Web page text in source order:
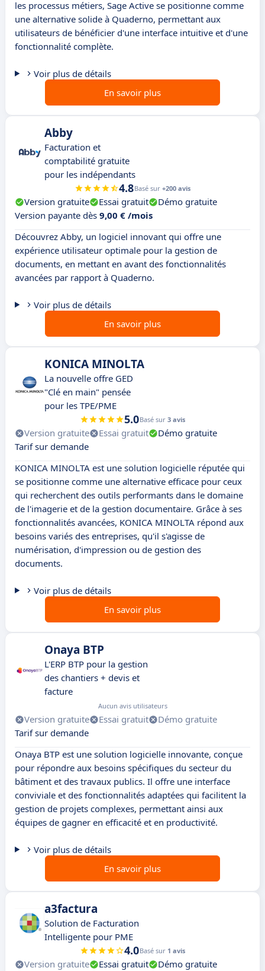
les processus métiers, Sage Active se positionne comme
une alternative solide à Quaderno, permettant aux
utilisateurs de bénéficier d'une interface intuitive et d'une
fonctionnalité complète.
Voir plus de détails
En savoir plus
Abby
Facturation et
comptabilité gratuite
pour les indépendants
4.8Basé sur +200 avis
Version gratuite Essai gratuit
Démo gratuite
Version payante dès 9,00 € /mois
Découvrez Abby, un logiciel innovant qui offre une
expérience utilisateur optimale pour la gestion de
documents, en mettant en avant des fonctionnalités
avancées par rapport à Quaderno.
Voir plus de détails
En savoir plus
KONICA MINOLTA
La nouvelle offre GED
"Clé en main" pensée
pour les TPE/PME
5.0Basé sur 3 avis
Version gratuite Essai gratuit
Démo gratuite
Tarif sur demande
KONICA MINOLTA est une solution logicielle réputée qui
se positionne comme une alternative efficace pour ceux
qui recherchent des outils performants dans le domaine
de l'imagerie et de la gestion documentaire. Grâce à ses
fonctionnalités avancées, KONICA MINOLTA répond aux
besoins variés des entreprises, qu'il s'agisse de
numérisation, d'impression ou de gestion des
documents.
Voir plus de détails
En savoir plus
Onaya BTP
L'ERP BTP pour la gestion
des chantiers + devis et
facture
Aucun avis utilisateurs
Version gratuite Essai gratuit
Démo gratuite
Tarif sur demande
Onaya BTP est une solution logicielle innovante, conçue
pour répondre aux besoins spécifiques du secteur du
bâtiment et des travaux publics. Il offre une interface
conviviale et des fonctionnalités adaptées qui facilitent la
gestion de projets complexes, permettant ainsi aux
équipes de gagner en efficacité et en productivité.
Voir plus de détails
En savoir plus
a3factura
Solution de Facturation
Intelligente pour PME
4.0Basé sur 1 avis
Version gratuite Essai gratuit
Démo gratuite